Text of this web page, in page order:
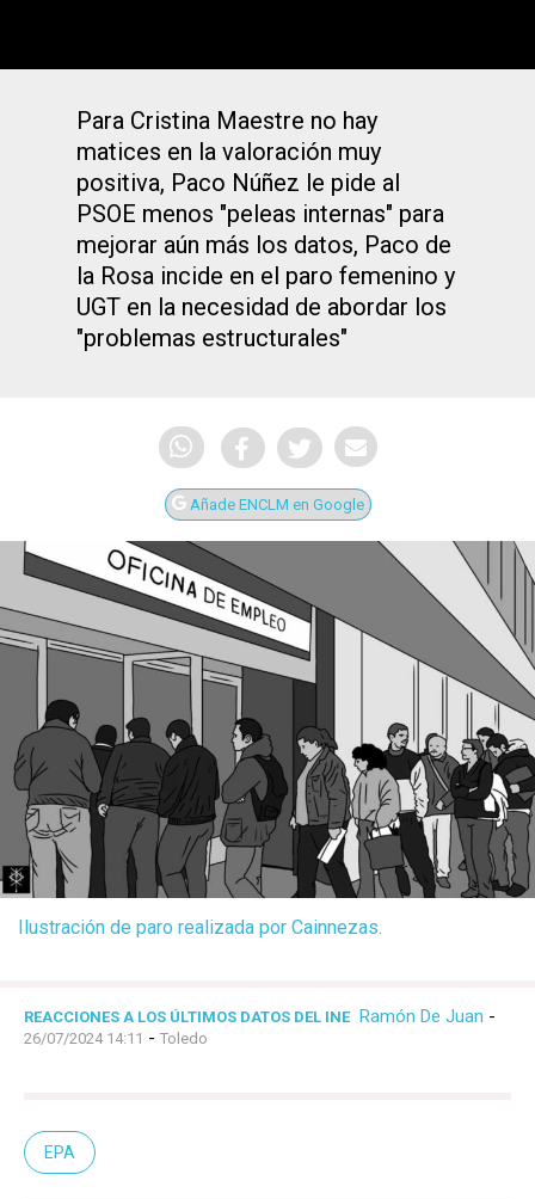
Para Cristina Maestre no hay
matices en la valoración muy
positiva, Paco Núñez le pide al
PSOE menos "peleas internas" para
mejorar aún más los datos, Paco de
la Rosa incide en el paro femenino y
UGT en la necesidad de abordar los
"problemas estructurales"
Añade ENCLM en Google
Ilustración de paro realizada por Cainnezas.
REACCIONES A LOS ÚLTIMOS DATOS DEL INE Ramón De Juan -
26/07/2024 14:11 - Toledo
EPA